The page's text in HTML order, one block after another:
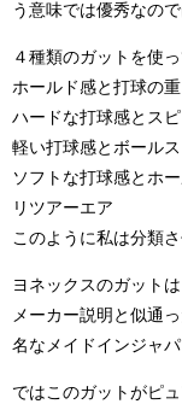
う意味では優秀なの
４種類のガットを使
ホールド感と打球の
ハードな打球感とス
軽い打球感とボール
ソフトな打球感とホ
リツアーエア
このように私は分類
ヨネックスのガット
メーカー説明と似通
名なメイドインジャ
ではこのガットがピ